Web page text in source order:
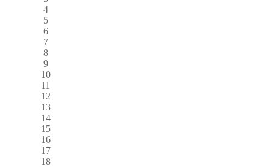
4
5
6
7
8
9
10
11
12
13
14
15
16
17
18